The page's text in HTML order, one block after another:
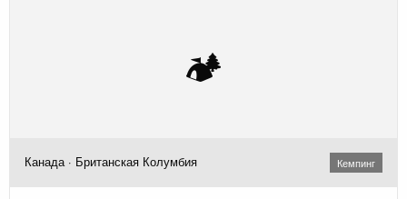
🏕️
Канада · Британская Колумбия Кемпинг